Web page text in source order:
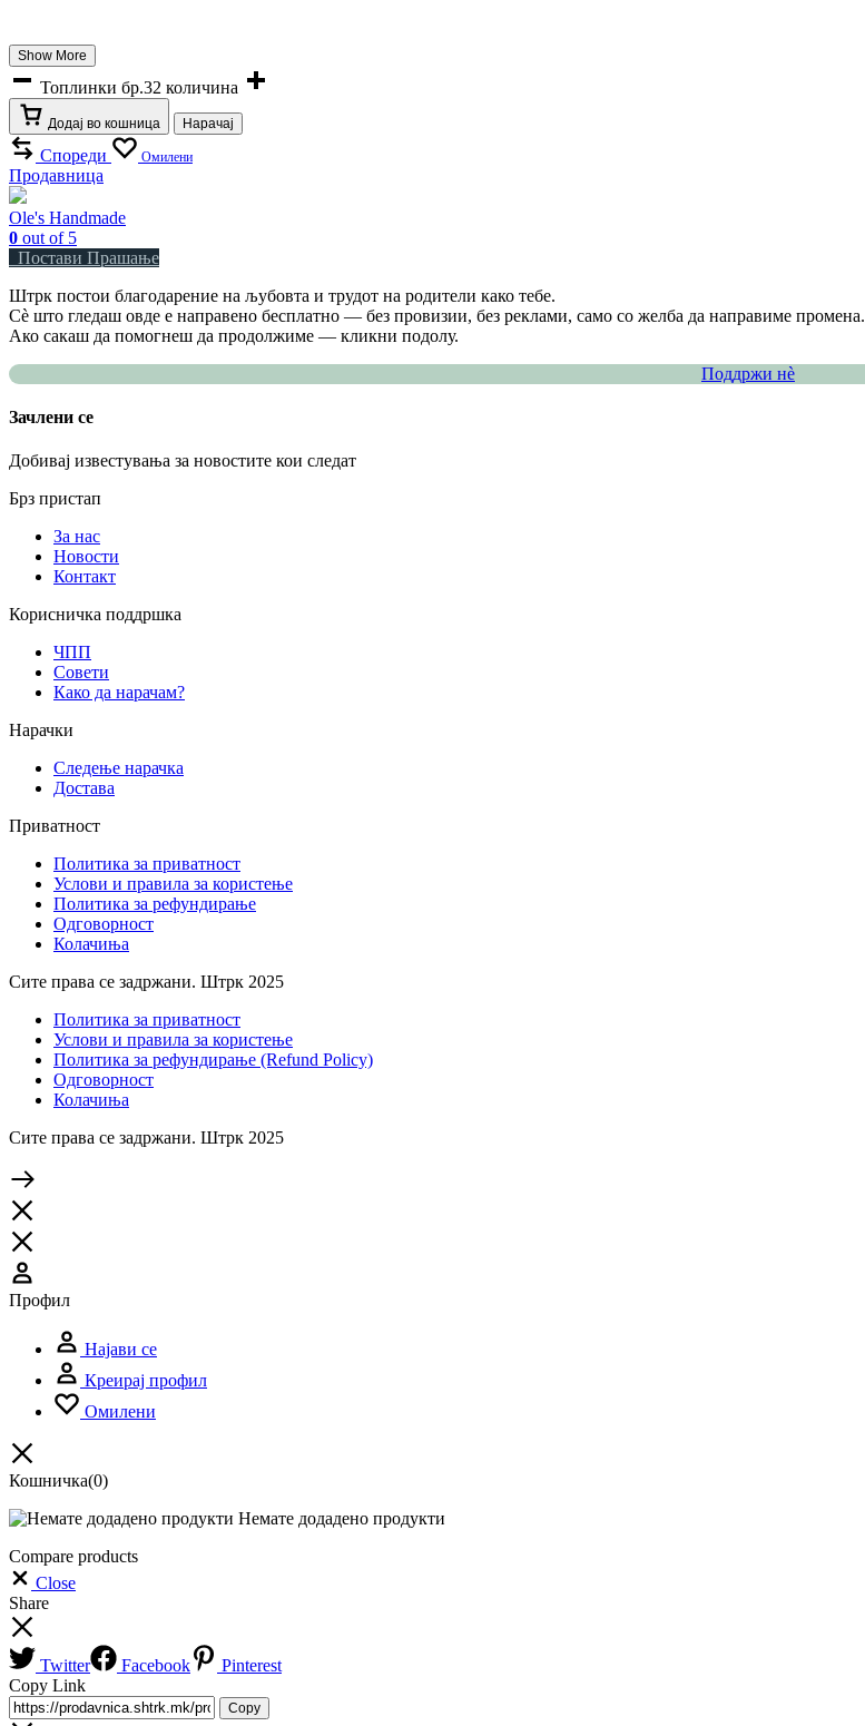
Show More
Топлинки бр.32 количина
Додај во кошница Нарачај
Спореди Омилени
Продавница
Ole's Handmade
0 out of 5
Постави Прашање
Штрк постои благодарение на љубовта и трудот на родители како тебе.
Сè што гледаш овде е направено бесплатно — без провизии, без реклами, само со желба да направиме промена.
Ако сакаш да помогнеш да продолжиме — кликни подолу.
Поддржи нѐ
Зачлени се
Добивај известувања за новостите кои следат
Брз пристап
За нас
Новости
Контакт
Корисничка поддршка
ЧПП
Совети
Како да нарачам?
Нарачки
Следење нарачка
Достава
Приватност
Политика за приватност
Услови и правила за користење
Политика за рефундирање
Одговорност
Колачиња
Сите права се задржани. Штрк 2025
Политика за приватност
Услови и правила за користење
Политика за рефундирање (Refund Policy)
Одговорност
Колачиња
Сите права се задржани. Штрк 2025
Профил
Најави се
Креирај профил
Омилени
Кошничка(0)
Немате додадено продукти
Compare products
Close
Share
Twitter Facebook
Pinterest
Copy Link
Copy